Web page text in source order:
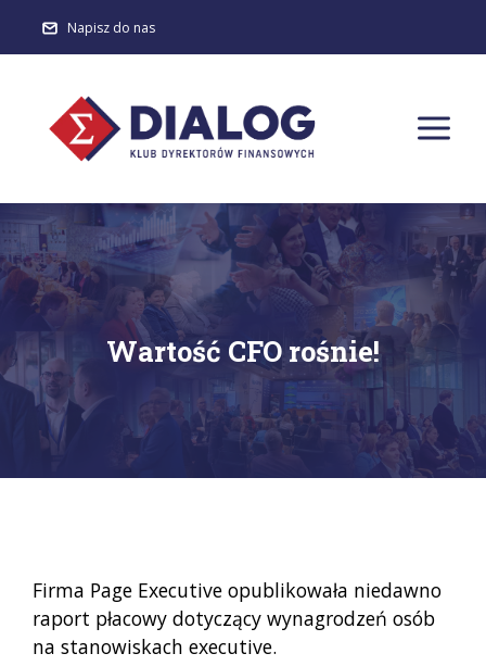
Napisz do nas
Wartość CFO rośnie!
Firma Page Executive opublikowała niedawno
raport płacowy dotyczący wynagrodzeń osób
na stanowiskach executive.